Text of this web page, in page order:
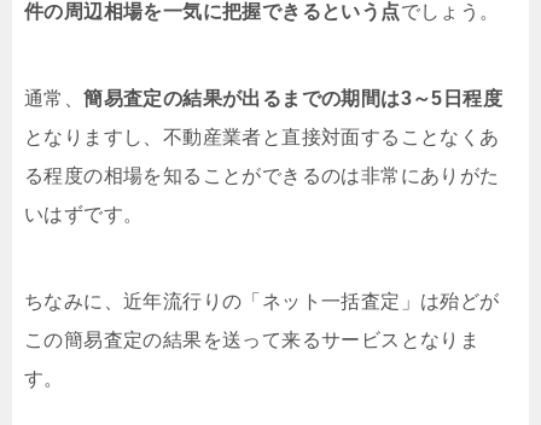
件の周辺相場を一気に把握できるという点でしょう。
通常、簡易査定の結果が出るまでの期間は3～5日程度
となりますし、不動産業者と直接対面することなくあ
る程度の相場を知ることができるのは非常にありがた
いはずです。
ちなみに、近年流行りの「ネット一括査定」は殆どが
この簡易査定の結果を送って来るサービスとなりま
す。